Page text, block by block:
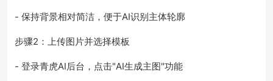
- 保持背景相对简洁，便于AI识别主体轮廓
步骤2：上传图片并选择模板
- 登录青虎AI后台，点击"AI生成主图"功能